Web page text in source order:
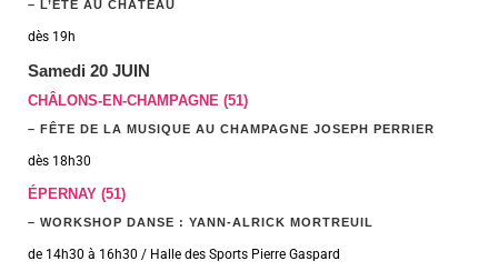
– L’ÉTÉ AU CHÂTEAU
dès 19h
Samedi 20 JUIN
CHÂLONS-EN-CHAMPAGNE (51)
– FÊTE DE LA MUSIQUE AU CHAMPAGNE JOSEPH PERRIER
dès 18h30
ÉPERNAY (51)
– WORKSHOP DANSE : YANN-ALRICK MORTREUIL
de 14h30 à 16h30 / Halle des Sports Pierre Gaspard